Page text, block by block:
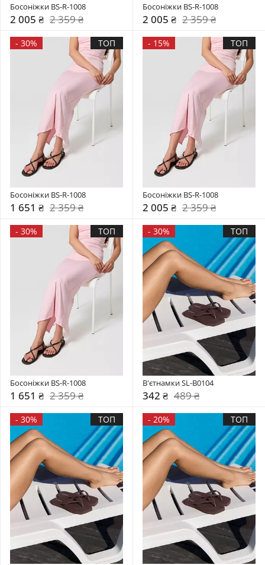
Босоніжки BS-R-1008
2 005 ₴ 2 359 ₴
Босоніжки BS-R-1008
2 005 ₴ 2 359 ₴
- 30% ТОП
Босоніжки BS-R-1008
1 651 ₴ 2 359 ₴
- 15% ТОП
Босоніжки BS-R-1008
2 005 ₴ 2 359 ₴
- 30% ТОП
Босоніжки BS-R-1008
1 651 ₴ 2 359 ₴
- 30% ТОП
В'єтнамки SL-B0104
342 ₴ 489 ₴
- 30% ТОП - 20% ТОП